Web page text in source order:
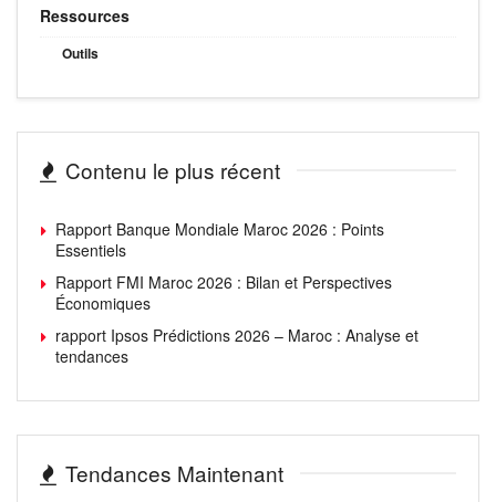
Ressources
Outils
Contenu le plus récent
Rapport Banque Mondiale Maroc 2026 : Points
Essentiels
Rapport FMI Maroc 2026 : Bilan et Perspectives
Économiques
rapport Ipsos Prédictions 2026 – Maroc : Analyse et
tendances
Tendances Maintenant